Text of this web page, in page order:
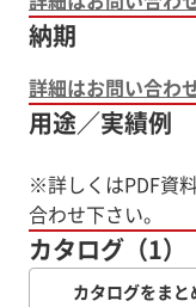
納期
詳細はお問い合わ
用途／実績例
※詳しくはPDF資
合わせ下さい。
カタログ（1）
カタログをま